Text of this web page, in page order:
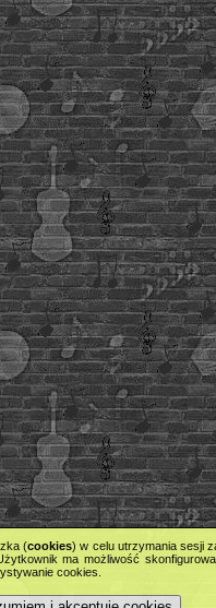
(cookies) w celu utrzymania sesji
ma możliwość
cookies.